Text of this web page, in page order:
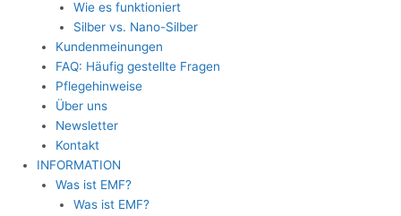
Wie es funktioniert
Silber vs. Nano-Silber
Kundenmeinungen
FAQ: Häufig gestellte Fragen
Pflegehinweise
Über uns
Newsletter
Kontakt
INFORMATION
Was ist EMF?
Was ist EMF?